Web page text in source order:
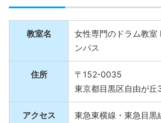
教室名
女性専門のドラム教室
ンパス
住所
〒152-0035
東京都目黒区自由が
アクセス
東急東横線・東急目